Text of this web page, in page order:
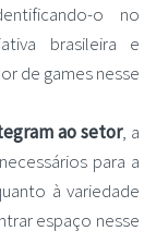
o no
brasileira e
de games nesse
ao setor, a
para a
à variedade
espaço nesse